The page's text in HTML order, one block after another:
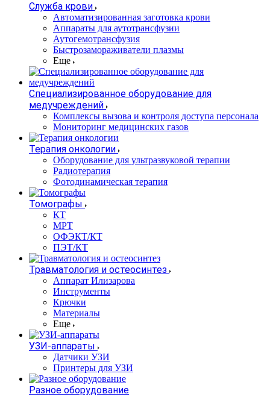
Служба крови
Автоматизированная заготовка крови
Аппараты для аутотрансфузии
Аутогемотрансфузия
Быстрозамораживатели плазмы
Еще
Специализированное оборудование для
медучреждений
Комплексы вызова и контроля доступа персонала
Мониторинг медицинских газов
Терапия онкологии
Оборудование для ультразвуковой терапии
Радиотерапия
Фотодинамическая терапия
Томографы
КТ
МРТ
ОФЭКТ/КТ
ПЭТ/КТ
Травматология и остеосинтез
Аппарат Илизарова
Инструменты
Крючки
Материалы
Еще
УЗИ-аппараты
Датчики УЗИ
Принтеры для УЗИ
Разное оборудование